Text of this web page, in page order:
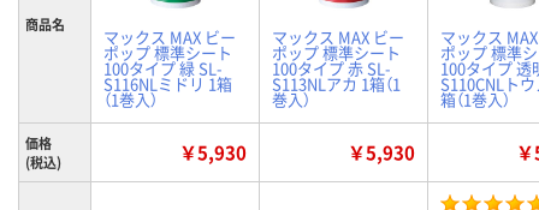
商品名
マックス MAX ビー
ポップ 標準シート
100タイプ 緑 SL-
S116NLミドリ 1箱
（1巻入）
マックス MAX ビー
ポップ 標準シート
100タイプ 赤 SL-
S113NLアカ 1箱（1
巻入）
マックス
ポップ 標準
100タイプ 透
S110CNLト
箱（1巻入）
価格
(税込)
￥5,930 ￥5,930